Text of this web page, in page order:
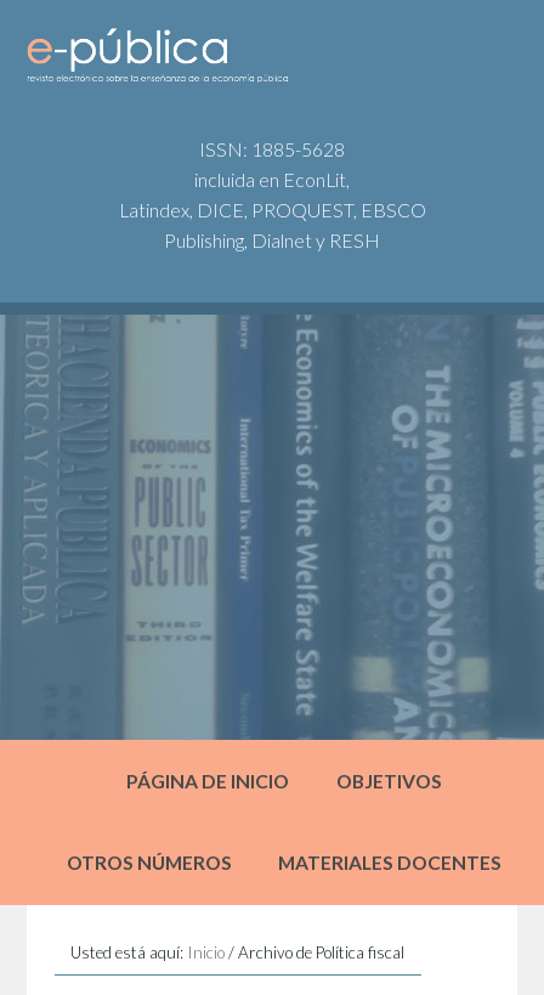
ISSN: 1885-5628
incluida en EconLit,
Latindex, DICE, PROQUEST, EBSCO
Publishing, Dialnet y RESH
PÁGINA DE INICIO OBJETIVOS
OTROS NÚMEROS MATERIALES DOCENTES
Usted está aquí: Inicio /Archivo de Política fiscal